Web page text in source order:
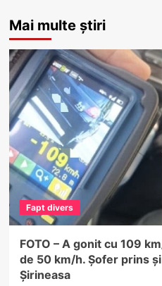
Mai multe știri
Fapt divers
FOTO – A gonit cu 109
de 50 km/h. Șofer prins
Șirineasa